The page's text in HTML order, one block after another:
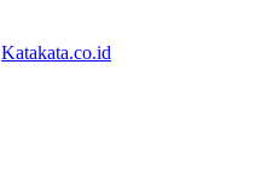
Katakata.co.id